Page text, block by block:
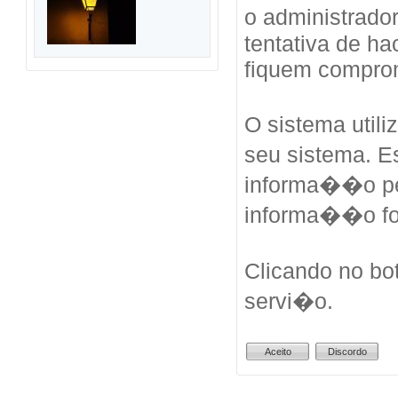
o
tentativa de
fiquem
O sistema
seu sistema.
informa��o
informa��o
Clicando no
servi�o.